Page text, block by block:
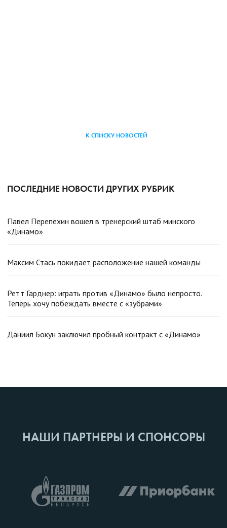
К СПИСКУ НОВОСТЕЙ
ПОСЛЕДНИЕ НОВОСТИ ДРУГИХ РУБРИК
Павел Перепехин вошел в тренерский штаб минского
«Динамо»
Максим Стась покидает расположение нашей команды
Ретт Гарднер: играть против «Динамо» было непросто.
Теперь хочу побеждать вместе с «зубрами»
Даниил Бокун заключил пробный контракт с «Динамо»
НАШИ ПАРТНЕРЫ И СПОНСОРЫ